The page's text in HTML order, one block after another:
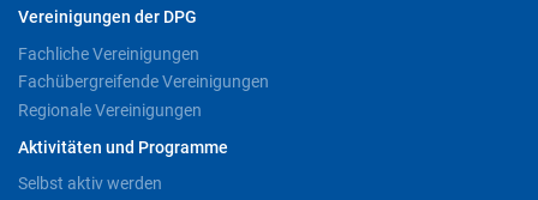
Vereinigungen der DPG
Fachliche Vereinigungen
Fachübergreifende Vereinigungen
Regionale Vereinigungen
Aktivitäten und Programme
Selbst aktiv werden